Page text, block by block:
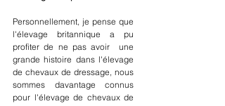
Personnellement, je pense que
l'élevage britannique a pu
profiter de ne pas avoir  une
grande histoire dans l'élevage
de chevaux de dressage, nous
sommes davantage connus
pour l'élevage de chevaux de